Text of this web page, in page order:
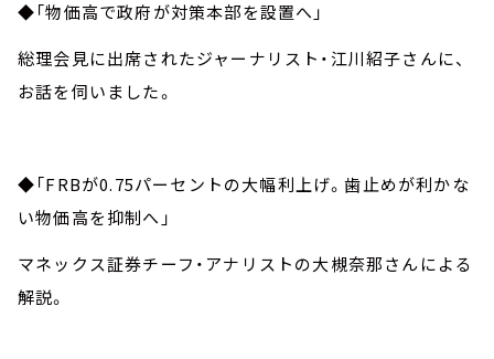
◆「物価高で政府が対策本部を設置へ」
総理会見に出席されたジャーナリスト・江川紹子さんに、
お話を伺いました。
◆「FRBが0.75パーセントの大幅利上げ。歯止めが利かな
い物価高を抑制へ」
マネックス証券チーフ・アナリストの大槻奈那さんによる
解説。